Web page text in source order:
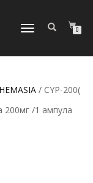
ПЕРЕКЛЮЧИТЬ
0
/ CYP-200(
200мг /1 ампула